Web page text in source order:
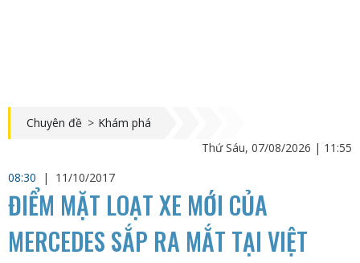
Chuyên đề > Khám phá
Thứ Sáu, 07/08/2026 | 11:55
08:30
| 11/10/2017
ĐIỂM MẶT LOẠT XE MỚI CỦA
MERCEDES SẮP RA MẮT TẠI VIỆT